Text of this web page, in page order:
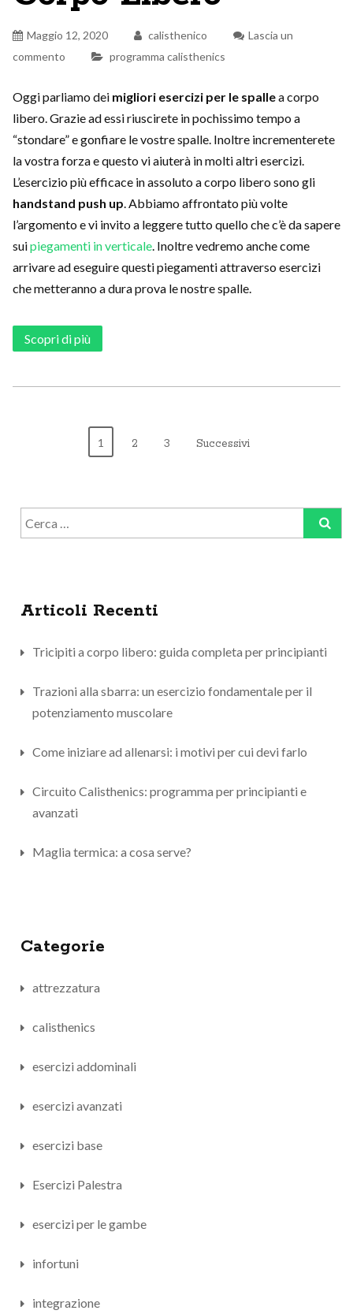
Maggio 12, 2020 calisthenico
Lascia un
commento
programma calisthenics
Oggi parliamo dei migliori esercizi per le spallea corpo
libero. Grazie ad essi riuscirete in pochissimo tempo a
“stondare” e gonfiare le vostre spalle. Inoltre incrementerete
la vostra forza e questo vi aiuterà in molti altri esercizi.
L’esercizio più efficace in assoluto a corpo libero sono gli
handstand push up . Abbiamo affrontato più volte
l’argomento e vi invito a leggere tutto quello che c’è da sapere
suipiegamenti in verticale. Inoltre vedremo anche come
arrivare ad eseguire questi piegamenti attraverso esercizi
che metteranno a dura prova le nostre spalle.
Scopri di più
Paginazione
Articoli
1 2 3 Successivi
Ricerca
per:
Articoli Recenti
Tricipiti a corpo libero: guida completa per principianti
Trazioni alla sbarra: un esercizio fondamentale per il
potenziamento muscolare
Come iniziare ad allenarsi: i motivi per cui devi farlo
Circuito Calisthenics: programma per principianti e
avanzati
Maglia termica: a cosa serve?
Categorie
attrezzatura
calisthenics
esercizi addominali
esercizi avanzati
esercizi base
Esercizi Palestra
esercizi per le gambe
infortuni
integrazione